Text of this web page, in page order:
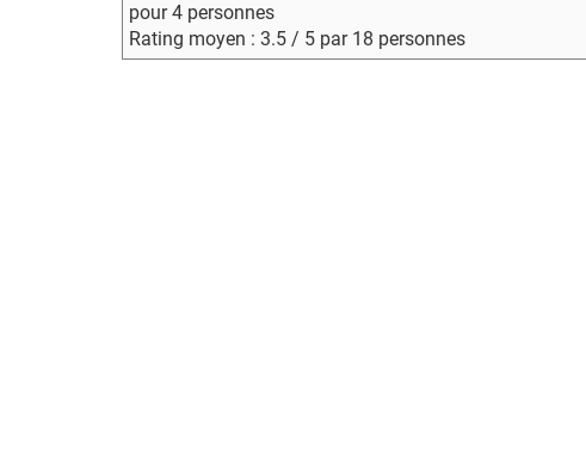
pour 4 personnes
Rating moyen : 3.5 / 5 par 18 personnes